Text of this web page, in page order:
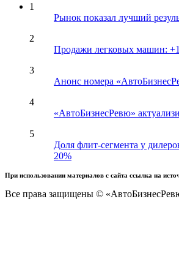
1
Рынок показал лучший
2
Продажи легковых машин:
3
Анонс номера
4
«АвтоБизнесРевю»
5
Доля флит-сегмента у
20%
При использовании материалов с сайта ссылка на
Все права защищены ©